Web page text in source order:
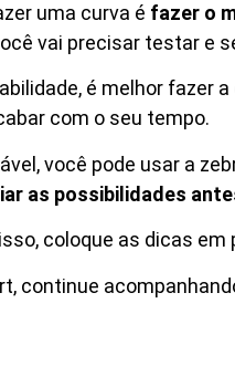
uma curva é fazer o
vai precisar testar e
é melhor fazer
com o seu tempo.
você pode usar a
as possibilidades
coloque as dicas em
continue